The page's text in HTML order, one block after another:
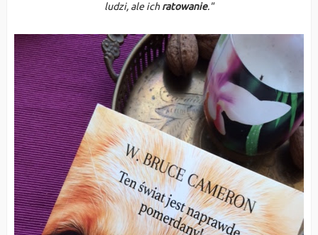
ludzi, ale ichratowanie."